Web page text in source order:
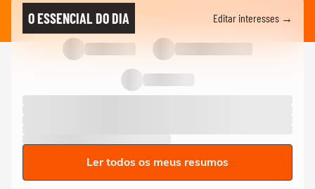
O ESSENCIAL DO DIA Editar interesses →
Ler todos os meus resumos